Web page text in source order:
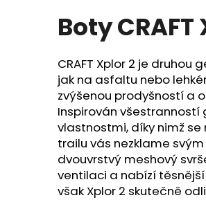
produktu
je
z
5
hvězdiček.
Boty
CRAFT Xplor 2 je
jak na asfaltu nebo
zvýšenou prodyšností a
Inspirován všestranností
vlastnostmi, díky nimž
trailu vás nezklame
dvouvrstvý meshový
ventilaci a nabízí
však Xplor 2 skutečně
HLEDAT